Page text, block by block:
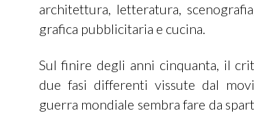
architettura, letteratura,
grafica pubblicitaria e cucina.
Sul finire degli anni cinquanta, il
due fasi differenti vissute dal
guerra mondiale sembra fare da